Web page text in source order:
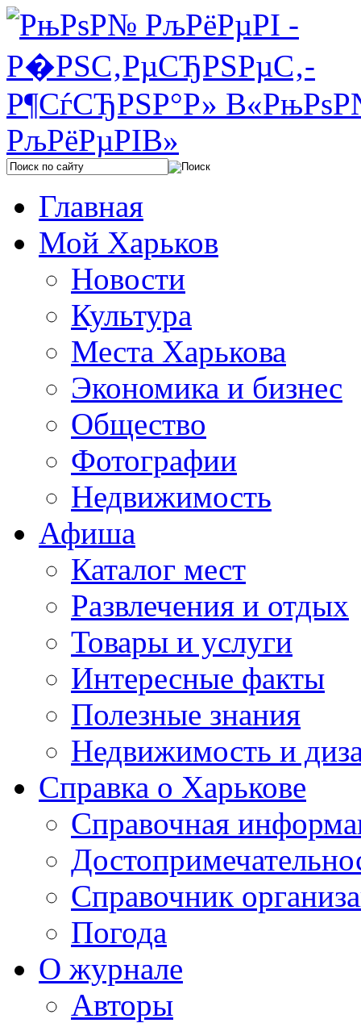
Главная
Мой Харьков
Новости
Культура
Места Харькова
Экономика и бизнес
Общество
Фотографии
Недвижимость
Афиша
Каталог мест
Развлечения и отдых
Товары и услуги
Интересные факты
Полезные знания
Недвижимость и
Справка о Харькове
Справочная
Справочник
Погода
О журнале
Авторы